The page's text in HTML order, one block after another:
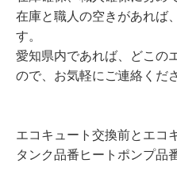
在庫と職人の空きがあれば
す。
愛知県内であれば、どこの
ので、お気軽にご連絡くだ
エコキュート交換前とエコ
タンク品番ヒートポンプ品